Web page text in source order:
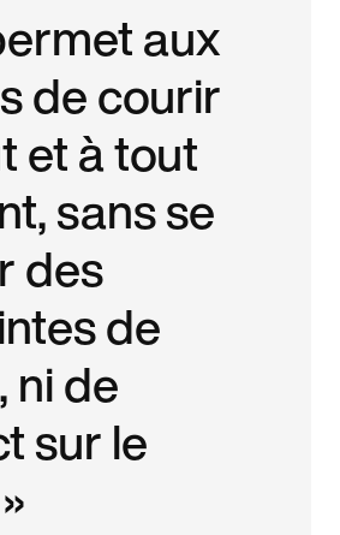
aux
de courir
et à tout
sans se
des
de
ni de
sur le